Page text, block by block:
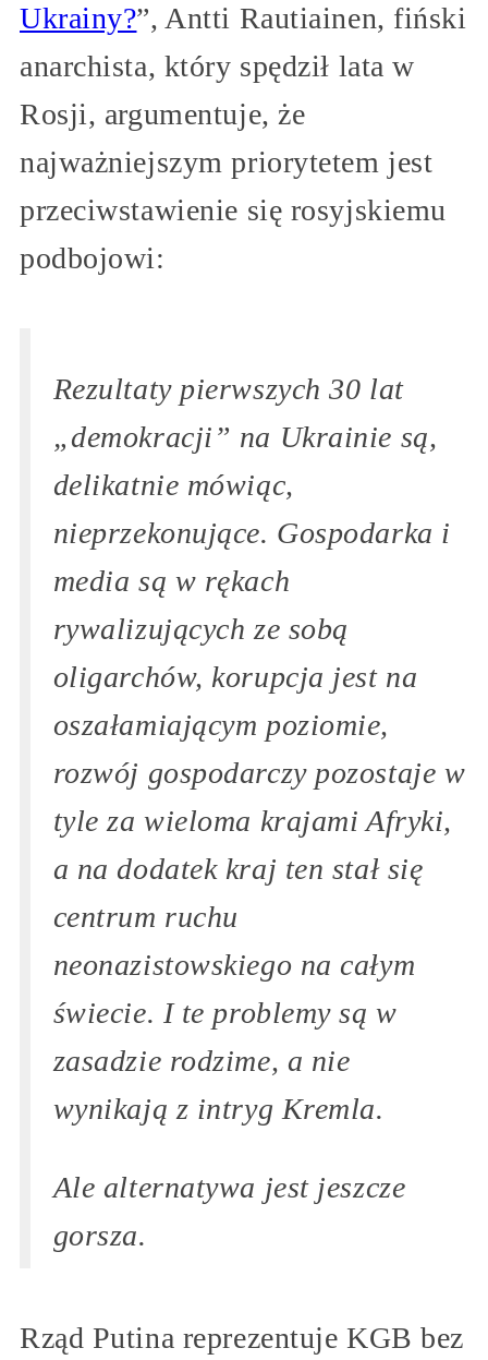
Ukrainy?”, Antti Rautiainen, fiński
anarchista, który spędził lata w
Rosji, argumentuje, że
najważniejszym priorytetem jest
przeciwstawienie się rosyjskiemu
podbojowi:
Rezultaty pierwszych 30 lat
„demokracji” na Ukrainie są,
delikatnie mówiąc,
nieprzekonujące. Gospodarka i
media są w rękach
rywalizujących ze sobą
oligarchów, korupcja jest na
oszałamiającym poziomie,
rozwój gospodarczy pozostaje w
tyle za wieloma krajami Afryki,
a na dodatek kraj ten stał się
centrum ruchu
neonazistowskiego na całym
świecie. I te problemy są w
zasadzie rodzime, a nie
wynikają z intryg Kremla.
Ale alternatywa jest jeszcze
gorsza.
Rząd Putina reprezentuje KGB bez